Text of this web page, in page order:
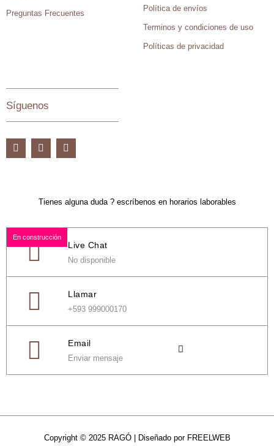
Preguntas Frecuentes
Política de envíos
Terminos y condiciones de uso
Políticas de privacidad
Síguenos
Tienes alguna duda ? escríbenos en horarios laborables
Live Chat
No disponible
En construcción
Llamar
+593 999000170
Email
Enviar mensaje
Copyright © 2025 RAGÓ | Diseñado por FREELWEB